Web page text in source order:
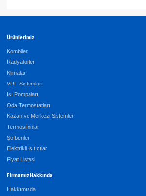
Ürünlerimiz
Kombiler
Radyatörler
Klimalar
VRF Sistemleri
Isı Pompaları
Oda Termostatları
Kazan ve Merkezi Sistemler
Termosifonlar
Şofbenler
Elektrikli Isıtıcılar
Fiyat Listesi
Firmamız Hakkında
Hakkımızda